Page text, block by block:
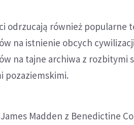
odrzucają również popularne
na istnienie obcych
na tajne archiwa z rozbitymi
pozaziemskimi.
Madden z Benedictine